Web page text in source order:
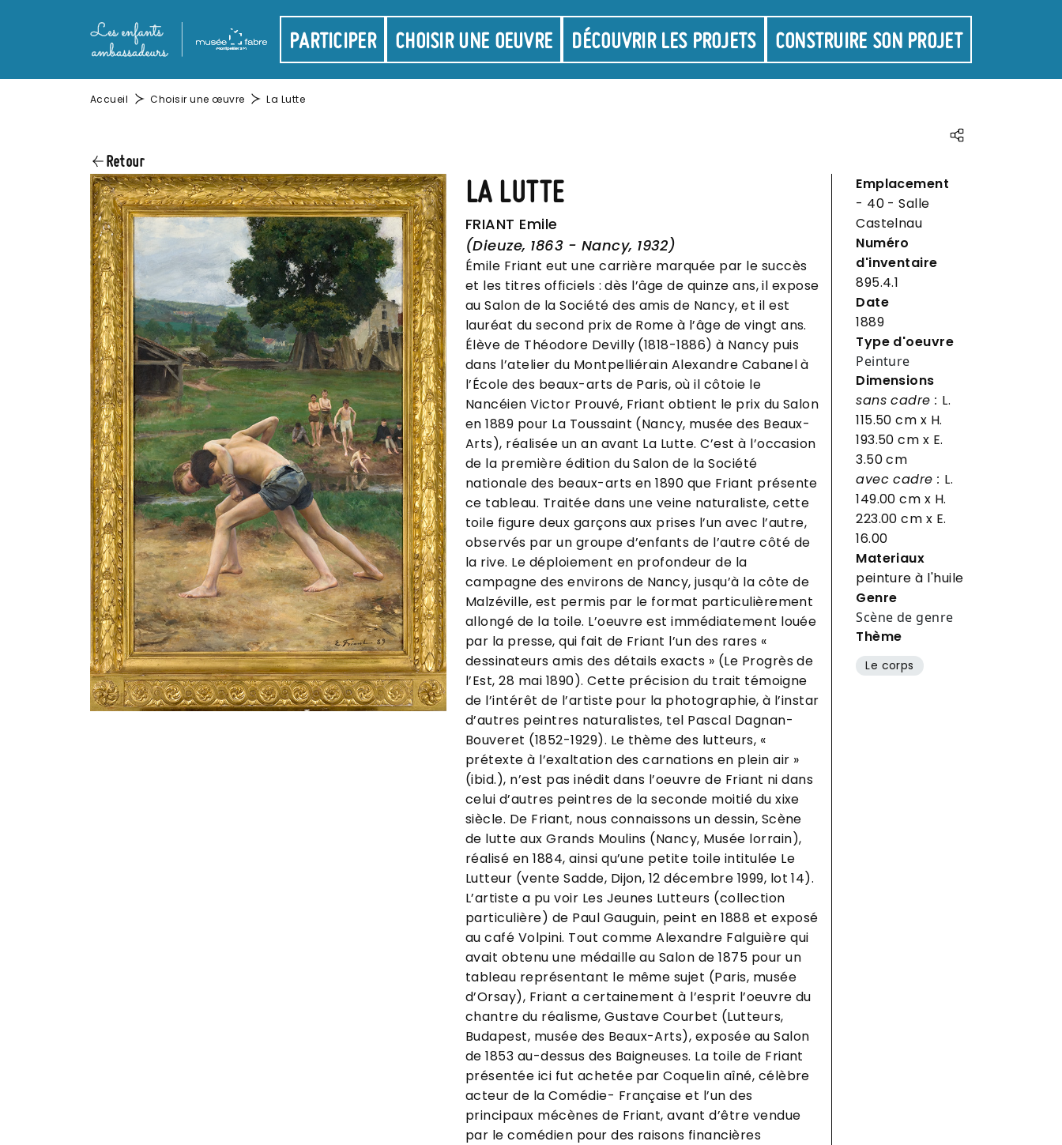
Main navigation
PARTICIPER CHOISIR UNE OEUVRE DÉCOUVRIR LES PROJETS CONSTRUIRE SON PROJET
Fil d'Ariane
Accueil Choisir une œuvre La Lutte
Partager
Retour
LA LUTTE
FRIANT Emile
(Dieuze, 1863 - Nancy, 1932)
Émile Friant eut une carrière marquée par le succès
et les titres officiels : dès l’âge de quinze ans, il expose
au Salon de la Société des amis de Nancy, et il est
lauréat du second prix de Rome à l’âge de vingt ans.
Élève de Théodore Devilly (1818-1886) à Nancy puis
dans l’atelier du Montpelliérain Alexandre Cabanel à
l’École des beaux-arts de Paris, où il côtoie le
Nancéien Victor Prouvé, Friant obtient le prix du Salon
en 1889 pour La Toussaint (Nancy, musée des Beaux-
Arts), réalisée un an avant La Lutte. C’est à l’occasion
de la première édition du Salon de la Société
nationale des beaux-arts en 1890 que Friant présente
ce tableau. Traitée dans une veine naturaliste, cette
toile figure deux garçons aux prises l’un avec l’autre,
observés par un groupe d’enfants de l’autre côté de
la rive. Le déploiement en profondeur de la
campagne des environs de Nancy, jusqu’à la côte de
Malzéville, est permis par le format particulièrement
allongé de la toile. L’oeuvre est immédiatement louée
par la presse, qui fait de Friant l’un des rares «
dessinateurs amis des détails exacts » (Le Progrès de
l’Est, 28 mai 1890). Cette précision du trait témoigne
de l’intérêt de l’artiste pour la photographie, à l’instar
d’autres peintres naturalistes, tel Pascal Dagnan-
Bouveret (1852-1929). Le thème des lutteurs, «
prétexte à l’exaltation des carnations en plein air »
(ibid.), n’est pas inédit dans l’oeuvre de Friant ni dans
celui d’autres peintres de la seconde moitié du xixe
siècle. De Friant, nous connaissons un dessin, Scène
de lutte aux Grands Moulins (Nancy, Musée lorrain),
réalisé en 1884, ainsi qu’une petite toile intitulée Le
Lutteur (vente Sadde, Dijon, 12 décembre 1999, lot 14).
L’artiste a pu voir Les Jeunes Lutteurs (collection
particulière) de Paul Gauguin, peint en 1888 et exposé
au café Volpini. Tout comme Alexandre Falguière qui
avait obtenu une médaille au Salon de 1875 pour un
tableau représentant le même sujet (Paris, musée
d’Orsay), Friant a certainement à l’esprit l’oeuvre du
chantre du réalisme, Gustave Courbet (Lutteurs,
Budapest, musée des Beaux-Arts), exposée au Salon
de 1853 au-dessus des Baigneuses. La toile de Friant
présentée ici fut achetée par Coquelin aîné, célèbre
acteur de la Comédie- Française et l’un des
principaux mécènes de Friant, avant d’être vendue
par le comédien pour des raisons financières
Emplacement
- 40 - Salle
Castelnau
Numéro
d'inventaire
895.4.1
Date
1889
Type d'oeuvre
Peinture
Dimensions
sans cadre : L.
115.50 cm x H.
193.50 cm x E.
3.50 cm
avec cadre : L.
149.00 cm x H.
223.00 cm x E.
16.00
Materiaux
peinture à l'huile
Genre
Scène de genre
Thème
Le corps